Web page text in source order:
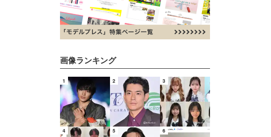
画像ランキング
1 2 3
4 5 6